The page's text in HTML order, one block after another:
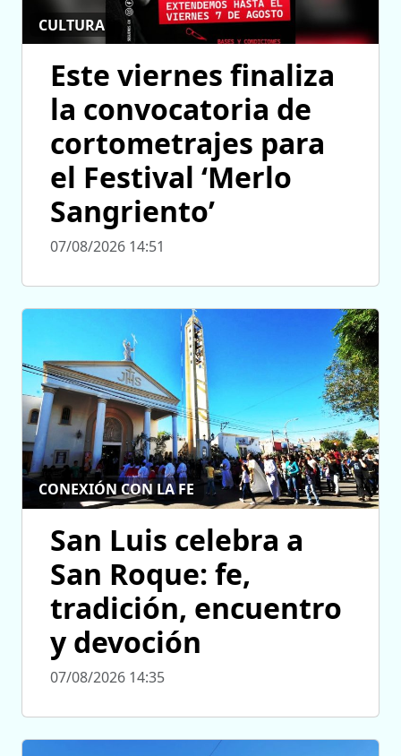
CULTURA
Este viernes finaliza
la convocatoria de
cortometrajes para
el Festival ‘Merlo
Sangriento’
07/08/2026 14:51
CONEXIÓN CON LA FE
San Luis celebra a
San Roque: fe,
tradición, encuentro
y devoción
07/08/2026 14:35